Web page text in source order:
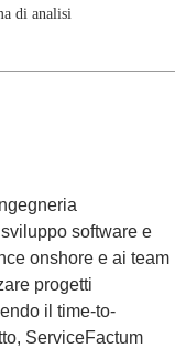
di analisi
software e
onshore e ai team
progetti
il time-to-
ServiceFactum